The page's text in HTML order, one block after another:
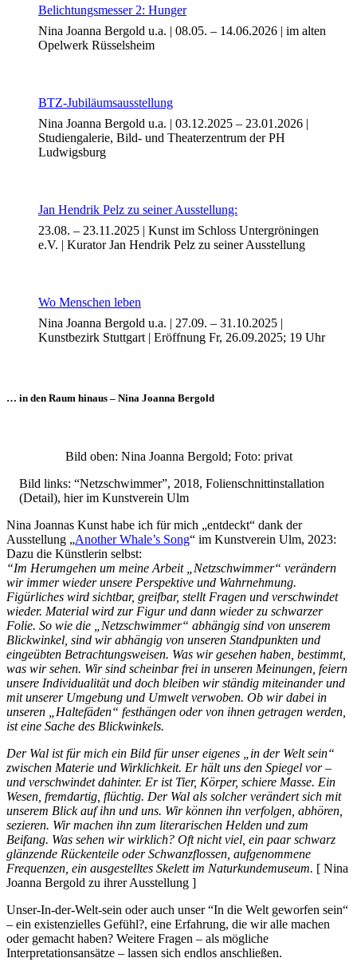
Buchtipps von Prof. Uli Rothfuss
Kunstausflüge mit Sigrid Balke
Buchtipps von Uli Rothfuss
Hausbesuche
Kunsttheorie: Kunstführer und Flugschwein
Belichtungsmesser 2: Hunger
Nina Joanna Bergold u.a. | 08.05. – 14.06.2026 | im alten
Opelwerk Rüsselsheim
BTZ-Jubiläumsausstellung
Nina Joanna Bergold u.a. | 03.12.2025 – 23.01.2026 |
Studiengalerie, Bild- und Theaterzentrum der PH
Ludwigsburg
Jan Hendrik Pelz zu seiner Ausstellung:
23.08. – 23.11.2025 | Kunst im Schloss Untergröningen
e.V. | Kurator Jan Hendrik Pelz zu seiner Ausstellung
Wo Menschen leben
Nina Joanna Bergold u.a. | 27.09. – 31.10.2025 |
Kunstbezirk Stuttgart | Eröffnung Fr, 26.09.2025; 19 Uhr
… in den Raum hinaus – Nina Joanna Bergold
Bild oben: Nina Joanna Bergold; Foto: privat
Bild links: “Netzschwimmer”, 2018, Folienschnittinstallation
(Detail), hier im Kunstverein Ulm
Nina Joannas Kunst habe ich für mich „entdeckt“ dank der
Ausstellung „Another Whale’s Song“ im Kunstverein Ulm, 2023:
Dazu die Künstlerin selbst:
“Im Herumgehen um meine Arbeit „Netzschwimmer“ verändern
wir immer wieder unsere Perspektive und Wahrnehmung.
Figürliches wird sichtbar, greifbar, stellt Fragen und verschwindet
wieder. Material wird zur Figur und dann wieder zu schwarzer
Folie. So wie die „Netzschwimmer“ abhängig sind von unserem
Blickwinkel, sind wir abhängig von unseren Standpunkten und
eingeübten Betrachtungsweisen. Was wir gesehen haben, bestimmt,
was wir sehen. Wir sind scheinbar frei in unseren Meinungen, feiern
unsere Individualität und doch bleiben wir ständig miteinander und
mit unserer Umgebung und Umwelt verwoben. Ob wir dabei in
unseren „Haltefäden“ festhängen oder von ihnen getragen werden,
ist eine Sache des Blickwinkels.
Der Wal ist für mich ein Bild für unser eigenes „in der Welt sein“
zwischen Materie und Wirklichkeit. Er hält uns den Spiegel vor –
und verschwindet dahinter. Er ist Tier, Körper, schiere Masse. Ein
Wesen, fremdartig, flüchtig. Der Wal als solcher verändert sich mit
unserem Blick auf ihn und uns. Wir können ihn verfolgen, abhören,
sezieren. Wir machen ihn zum literarischen Helden und zum
Beifang. Was sehen wir wirklich? Oft nicht viel, ein paar schwarz
glänzende Rückenteile oder Schwanzflossen, aufgenommene
Frequenzen, ein ausgestelltes Skelett im Naturkundemuseum. [ Nina
Joanna Bergold zu ihrer Ausstellung ]
Unser-In-der-Welt-sein oder auch unser “In die Welt geworfen sein“
– ein existenzielles Gefühl?, eine Erfahrung, die wir alle machen
oder gemacht haben? Weitere Fragen – als mögliche
Interpretationsansätze – lassen sich endlos anschließen.